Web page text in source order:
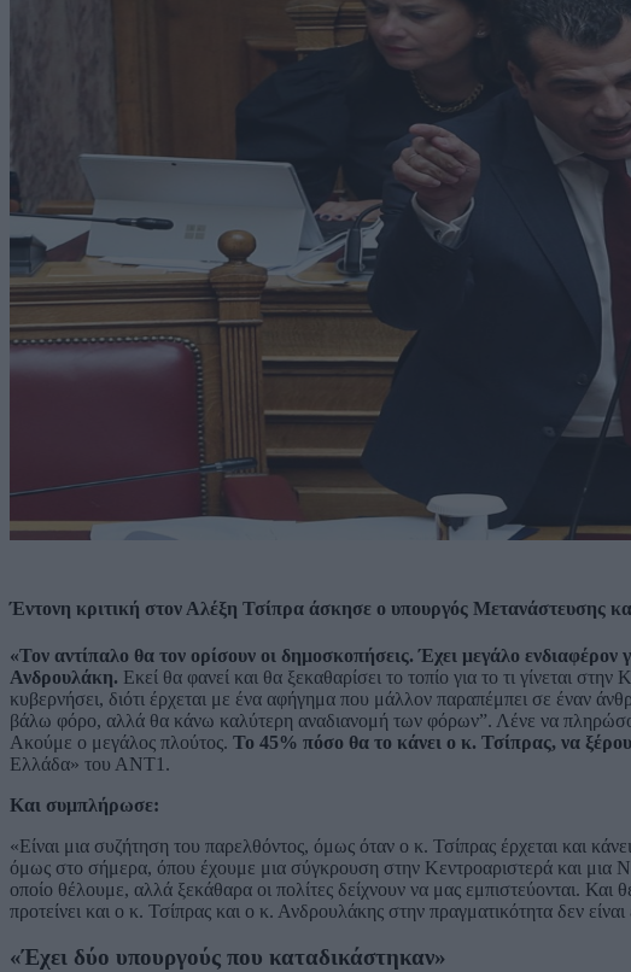
Έντονη κριτική στον Αλέξη Τσίπρα άσκησε ο υπουργός Μετανάστευσης
«Τον αντίπαλο θα τον ορίσουν οι δημοσκοπήσεις. Έχει μεγάλο ενδιαφέρον
Ανδρουλάκη. Εκεί θα φανεί και θα ξεκαθαρίσει το τοπίο για το τι γίνεται
κυβερνήσει, διότι έρχεται με ένα αφήγημα που μάλλον παραπέμπει σε έναν
βάλω φόρο, αλλά θα κάνω καλύτερη αναδιανομή των φόρων”. Λένε να
Ακούμε ο μεγάλος πλούτος. Το 45% πόσο θα το κάνει ο κ. Τσίπρας, να
Ελλάδα» του ΑΝΤ1.
Και συμπλήρωσε:
«Είναι μια συζήτηση του παρελθόντος, όμως όταν ο κ. Τσίπρας έρχεται και
όμως στο σήμερα, όπου έχουμε μια σύγκρουση στην Κεντροαριστερά και μια
οποίο θέλουμε, αλλά ξεκάθαρα οι πολίτες δείχνουν να μας εμπιστεύονται. Και
προτείνει και ο κ. Τσίπρας και ο κ. Ανδρουλάκης στην πραγματικότητα δεν είναι
«Έχει δύο υπουργούς που καταδικάστηκαν»